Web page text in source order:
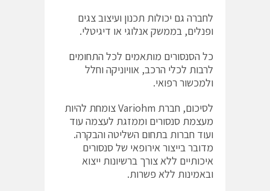
לחברה גם יכולות תכנון ועיצוב צגים
ופנלים, בממשק אנלוגי או דיגיטלי.
כל הסנסורים מותאמים לכל התחומים
לרבות לכלי הרכב, אוויוניקה וחלל
ולמכשור רפואי.
לסיכום, חברת Variohm צומחת להיות
מעצמת סנסורים וממזגת לעצמה עוד
ועוד חברות בתחום השליטה והבקרה.
מדובר בייצור אירופאי של סנסורים
איכותיים ללא צורך ברשיונות ייצוא
ובאמינות ללא פשרות.